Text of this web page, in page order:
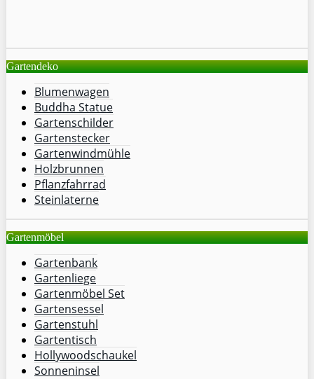
Gartendeko
Blumenwagen
Buddha Statue
Gartenschilder
Gartenstecker
Gartenwindmühle
Holzbrunnen
Pflanzfahrrad
Steinlaterne
Gartenmöbel
Gartenbank
Gartenliege
Gartenmöbel Set
Gartensessel
Gartenstuhl
Gartentisch
Hollywoodschaukel
Sonneninsel